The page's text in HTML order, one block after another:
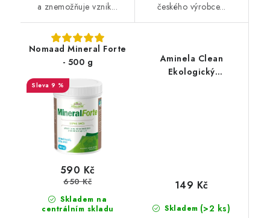
a znemožňuje vznik...
českého výrobce...
Nomaad Mineral Forte
- 500 g
9 %
Skladem na
centrálním skladu
590 Kč
650 Kč
Aminela Clean
Ekologický
Skladem (>2 ks)
149 Kč